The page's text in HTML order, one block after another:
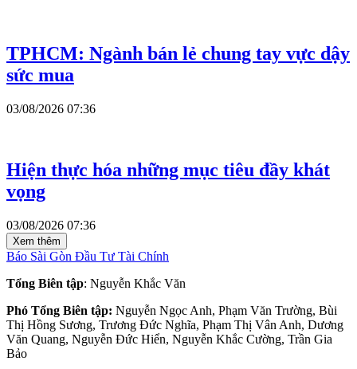
TPHCM: Ngành bán lẻ chung tay vực dậy
sức mua
03/08/2026 07:36
Hiện thực hóa những mục tiêu đầy khát
vọng
03/08/2026 07:36
Xem thêm
Báo Sài Gòn Đầu Tư Tài Chính
Tổng Biên tập: Nguyễn Khắc Văn
Phó Tổng Biên tập: Nguyễn Ngọc Anh, Phạm Văn Trường, Bùi
Thị Hồng Sương, Trương Đức Nghĩa, Phạm Thị Vân Anh, Dương
Văn Quang, Nguyễn Đức Hiển, Nguyễn Khắc Cường, Trần Gia
Bảo